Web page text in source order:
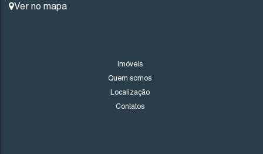
Ver no mapa
Imóveis
Quem somos
Localização
Contatos